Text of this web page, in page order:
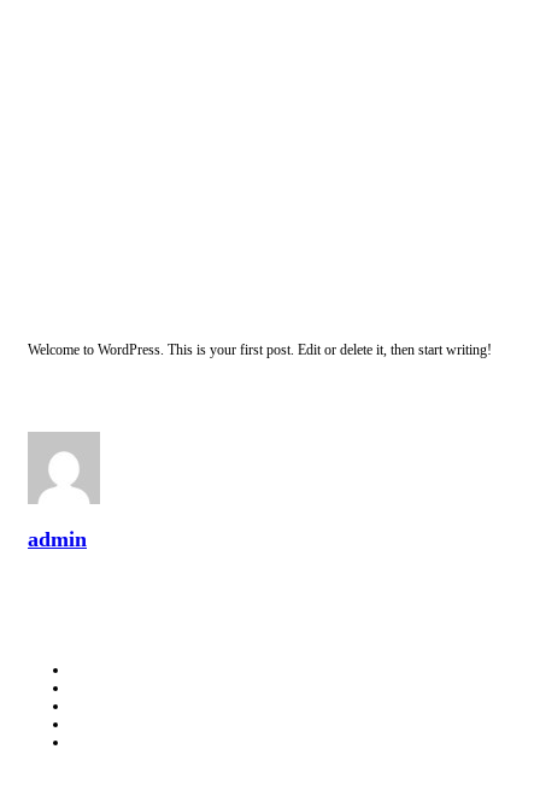
Welcome to WordPress. This is your first post. Edit or delete it, then start writing!
admin